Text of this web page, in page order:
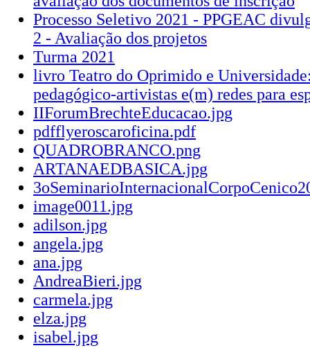
Processo Seletivo 2021 - PPGEAC
2 - Avaliação dos projetos
Turma 2021
livro Teatro do Oprimido e
pedagógico-artivistas e(m) redes para
IIForumBrechteEducacao.jpg
pdfflyeroscaroficina.pdf
QUADROBRANCO.png
ARTANAEDBASICA.jpg
image0011.jpg
adilson.jpg
angela.jpg
ana.jpg
AndreaBieri.jpg
carmela.jpg
elza.jpg
isabel.jpg